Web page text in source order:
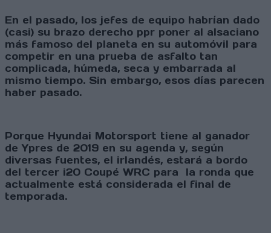
En el pasado, los jefes de equipo habrían dado
(casi) su brazo derecho ppr poner al alsaciano
más famoso del planeta en su automóvil para
competir en una prueba de asfalto tan
complicada, húmeda, seca y embarrada al
mismo tiempo. Sin embargo, esos días parecen
haber pasado.
Porque Hyundai Motorsport tiene al ganador
de Ypres de 2019 en su agenda y, según
diversas fuentes, el irlandés, estará a bordo
del tercer i20 Coupé WRC para la ronda que
actualmente está considerada el final de
temporada.